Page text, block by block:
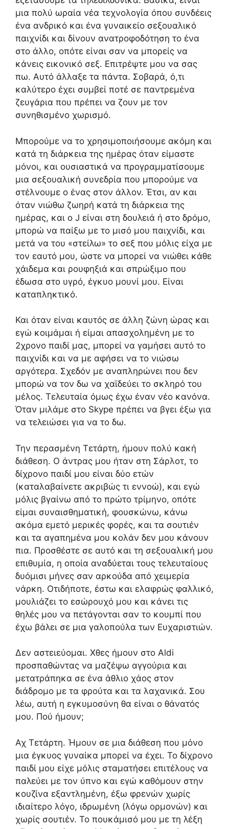
μια πολύ ωραία νέα τεχνολογία όπου συνδέεις
ένα ανδρικό και ένα γυναικείο σεξουαλικό
παιχνίδι και δίνουν ανατροφοδότηση το ένα
στο άλλο, οπότε είναι σαν να μπορείς να
κάνεις εικονικό σεξ. Επιτρέψτε μου να σας
πω. Αυτό άλλαξε τα πάντα. Σοβαρά, ό,τι
καλύτερο έχει συμβεί ποτέ σε παντρεμένα
ζευγάρια που πρέπει να ζουν με τον
συνηθισμένο χωρισμό.
Μπορούμε να το χρησιμοποιήσουμε ακόμη και
κατά τη διάρκεια της ημέρας όταν είμαστε
μόνοι, και ουσιαστικά να προγραμματίσουμε
μια σεξουαλική συνεδρία που μπορούμε να
στέλνουμε ο ένας στον άλλον. Έτσι, αν και
όταν νιώθω ζωηρή κατά τη διάρκεια της
ημέρας, και ο J είναι στη δουλειά ή στο δρόμο,
μπορώ να παίξω με το μισό μου παιχνίδι, και
μετά να του «στείλω» το σεξ που μόλις είχα με
τον εαυτό μου, ώστε να μπορεί να νιώθει κάθε
χάιδεμα και ρουφηξιά και σπρώξιμο που
έδωσα στο υγρό, έγκυο μουνί μου. Είναι
καταπληκτικό.
Και όταν είναι καυτός σε άλλη ζώνη ώρας και
εγώ κοιμάμαι ή είμαι απασχολημένη με το
2χρονο παιδί μας, μπορεί να γαμήσει αυτό το
παιχνίδι και να με αφήσει να το νιώσω
αργότερα. Σχεδόν με αναπληρώνει που δεν
μπορώ να τον δω να χαϊδεύει το σκληρό του
μέλος. Τελευταία όμως έχω έναν νέο κανόνα.
Όταν μιλάμε στο Skype πρέπει να βγει έξω για
να τελειώσει για να το δω.
Την περασμένη Τετάρτη, ήμουν πολύ κακή
διάθεση. Ο άντρας μου ήταν στη Σάρλοτ, το
δίχρονο παιδί μου είναι δύο ετών
(καταλαβαίνετε ακριβώς τι εννοώ), και εγώ
μόλις βγαίνω από το πρώτο τρίμηνο, οπότε
είμαι συναισθηματική, φουσκώνω, κάνω
ακόμα εμετό μερικές φορές, και τα σουτιέν
και τα αγαπημένα μου κολάν δεν μου κάνουν
πια. Προσθέστε σε αυτό και τη σεξουαλική μου
επιθυμία, η οποία αναδύεται τους τελευταίους
δυόμισι μήνες σαν αρκούδα από χειμερία
νάρκη. Οτιδήποτε, έστω και ελαφρώς φαλλικό,
μουλιάζει το εσώρουχό μου και κάνει τις
θηλές μου να πετάγονται σαν το κουμπί που
έχω βάλει σε μια γαλοπούλα των Ευχαριστιών.
Δεν αστειεύομαι. Χθες ήμουν στο Aldi
προσπαθώντας να μαζέψω αγγούρια και
μετατράπηκα σε ένα άθλιο χάος στον
διάδρομο με τα φρούτα και τα λαχανικά. Σου
λέω, αυτή η εγκυμοσύνη θα είναι ο θάνατός
μου. Πού ήμουν;
Αχ Τετάρτη. Ήμουν σε μια διάθεση που μόνο
μια έγκυος γυναίκα μπορεί να έχει. Το δίχρονο
παιδί μου είχε μόλις σταματήσει επιτέλους να
παλεύει με τον ύπνο και εγώ καθόμουν στην
κουζίνα εξαντλημένη, έξω φρενών χωρίς
ιδιαίτερο λόγο, ιδρωμένη (λόγω ορμονών) και
χωρίς σουτιέν. Το πουκάμισό μου με τη λέξη